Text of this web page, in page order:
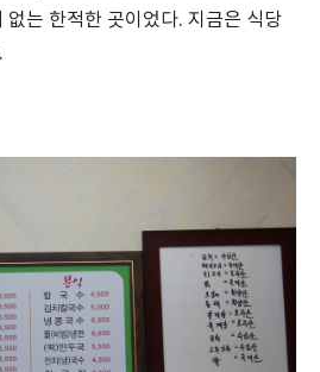
없는 한적한 곳이었다. 지금은 식당